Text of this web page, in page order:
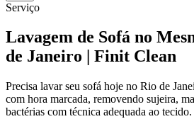
Serviço
Lavagem de Sofá no
de Janeiro | Finit Clean
Precisa lavar seu sofá hoje no Rio de
com hora marcada, removendo sujeira,
bactérias com técnica adequada ao tecido.